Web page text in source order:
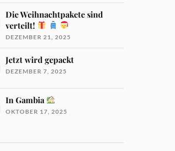
Die Weihnachtpakete sind
verteilt!
DEZEMBER 21, 2025
Jetzt wird gepackt
DEZEMBER 7, 2025
In Gambia
OKTOBER 17, 2025